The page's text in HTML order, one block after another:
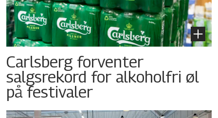
Carlsberg forventer
salgsrekord for alkoholfri øl
på festivaler